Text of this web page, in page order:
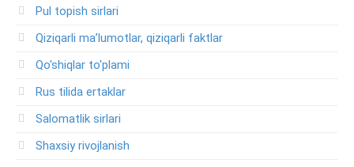
Pul topish sirlari
Qiziqarli ma’lumotlar, qiziqarli faktlar
Qo'shiqlar to'plami
Rus tilida ertaklar
Salomatlik sirlari
Shaxsiy rivojlanish